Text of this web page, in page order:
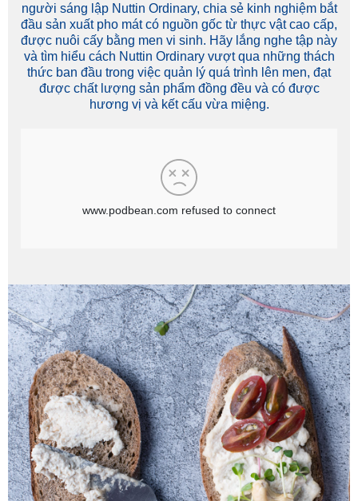
người sáng lập Nuttin Ordinary, chia sẻ kinh nghiệm bắt
đầu sản xuất pho mát có nguồn gốc từ thực vật cao cấp,
được nuôi cấy bằng men vi sinh. Hãy lắng nghe tập này
và tìm hiểu cách Nuttin Ordinary vượt qua những thách
thức ban đầu trong việc quản lý quá trình lên men, đạt
được chất lượng sản phẩm đồng đều và có được
hương vị và kết cấu vừa miệng.